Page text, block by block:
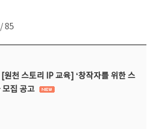
85
천 스토리 IP 교육] ‘창작자를 위한 스
모집 공고